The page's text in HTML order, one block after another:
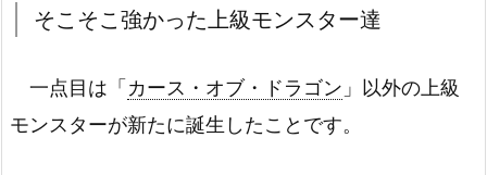
そこそこ強かった上級モンスター達
一点目は「 カース・オブ・ドラゴン 」以外の上級
モンスターが新たに誕生したことです。